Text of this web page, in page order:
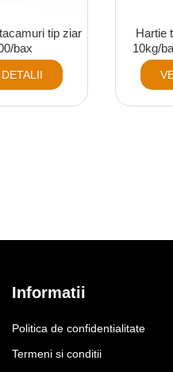
tip ziar
bax
Hartie
10kg/
Informatii
Politica de confidentialitate
Termeni si conditii